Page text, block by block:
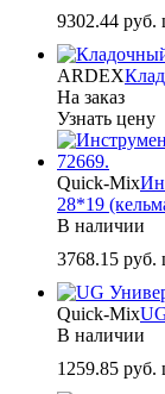
9302.44 руб.
ARDEX
На заказ
Узнать цену
Quick-Mix
28*19
В наличии
3768.15 руб.
Quick-Mix
В наличии
1259.85 руб.